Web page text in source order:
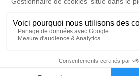
Consultez nos offres d'emploi
Politique de traitement des données
Mentions légales